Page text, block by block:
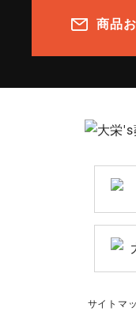
商品
サイトマ